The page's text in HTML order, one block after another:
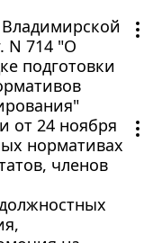
N 714 "О
подготовки
от 24 ноября
нормативах
членов